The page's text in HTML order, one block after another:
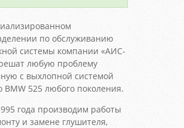
по обслуживанию
системы компании «АИС-
любую проблему
с выхлопной системой
BMW 525 любого поколения.
года производим работы
и замене глушителя,